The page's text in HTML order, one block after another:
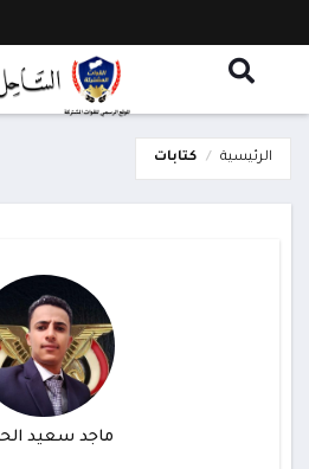
الرئيسية كتابات
ماجد سعيد